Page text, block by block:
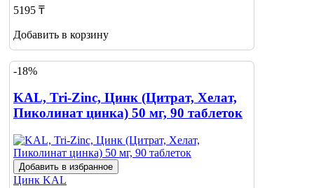
5195 ₸
Добавить в корзину
-18%
KAL, Tri-Zinc, Цинк (Цитрат, Хелат,
Пиколинат цинка) 50 мг, 90 таблеток
Добавить в избранное
Цинк KAL